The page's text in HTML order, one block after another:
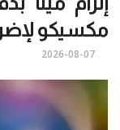
مكسيكو
2026-08-07